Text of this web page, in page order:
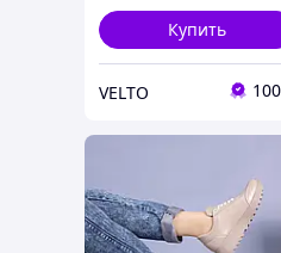
Купить
VELTO